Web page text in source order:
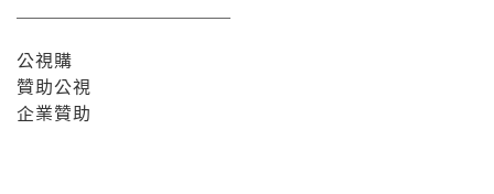
公視購
贊助公視
企業贊助